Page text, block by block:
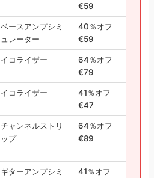
€59
ベースアンプシミ
ュレーター
40％オフ
€59
イコライザー
64％オフ
€79
イコライザー
41％オフ
€47
チャンネルストリ
ップ
64％オフ
€89
ギターアンプシミ
41％オフ